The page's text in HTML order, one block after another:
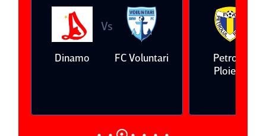
Dinamo
Vs
FC Voluntari
Petrolul
Ploieşti